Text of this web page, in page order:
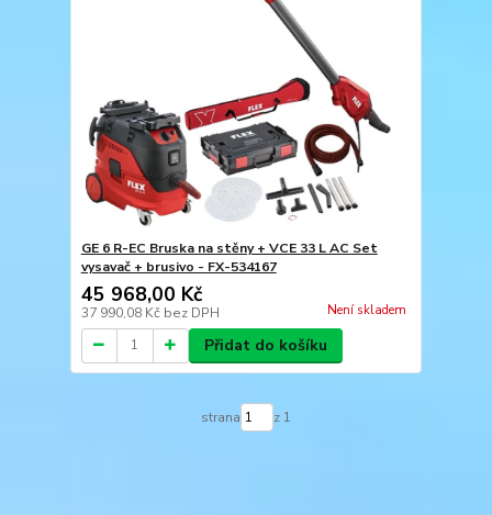
GE 6 R-EC Bruska na stěny + VCE 33 L AC Set
vysavač + brusivo - FX-534167
45 968,00 Kč
37 990,08 Kč bez DPH Není skladem
Přidat do košíku
strana z 1